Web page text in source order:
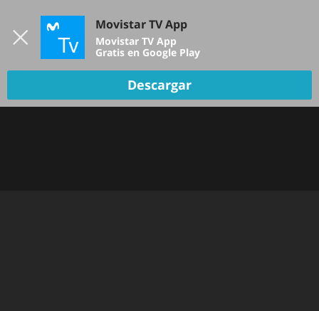
TV EN VIVO
Movistar TV App
Movistar TV App
Gratis en Google Play
Descargar